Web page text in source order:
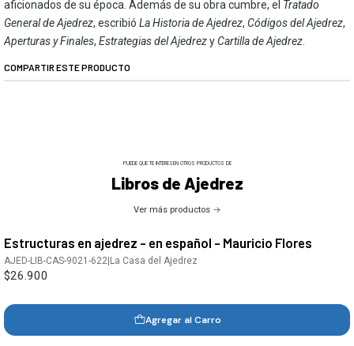
aficionados de su época. Además de su obra cumbre, el Tratado
General de Ajedrez, escribióLa Historia de Ajedrez,Códigos del Ajedrez,
Aperturas y Finales,Estrategias del AjedrezyCartilla de Ajedrez
COMPARTIR ESTE PRODUCTO
PUEDE QUE TE INTERESEN OTROS PRODUCTOS DE
Libros de Ajedrez
Ver más productos
Estructuras en ajedrez - en español - Mauricio Flores
AJED-LIB-CAS-9021-622|La Casa del Ajedrez
$26.900
Agregar al Carro